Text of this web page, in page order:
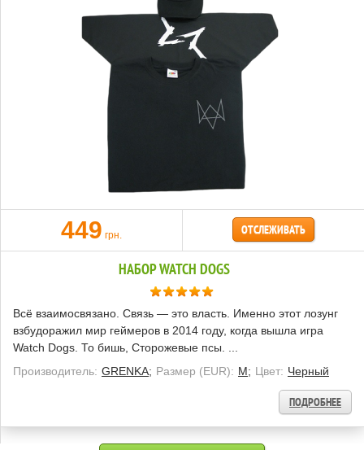
449 грн. ОТСЛЕЖИВАТЬ
НАБОР WATCH DOGS
Всё взаимосвязано. Связь — это власть. Именно этот лозунг
взбудоражил мир геймеров в 2014 году, когда вышла игра
Watch Dogs. То бишь, Сторожевые псы. ...
Производитель: GRENKA; Размер (EUR): M; Цвет: Черный
ПОДРОБНЕЕ